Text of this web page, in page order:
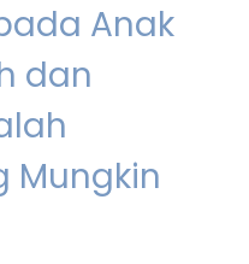
Anak
dan
Mungkin